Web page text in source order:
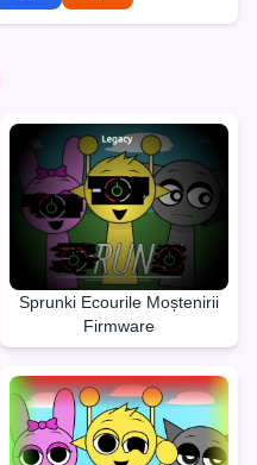
Sprunki Ecourile Moștenirii
Firmware